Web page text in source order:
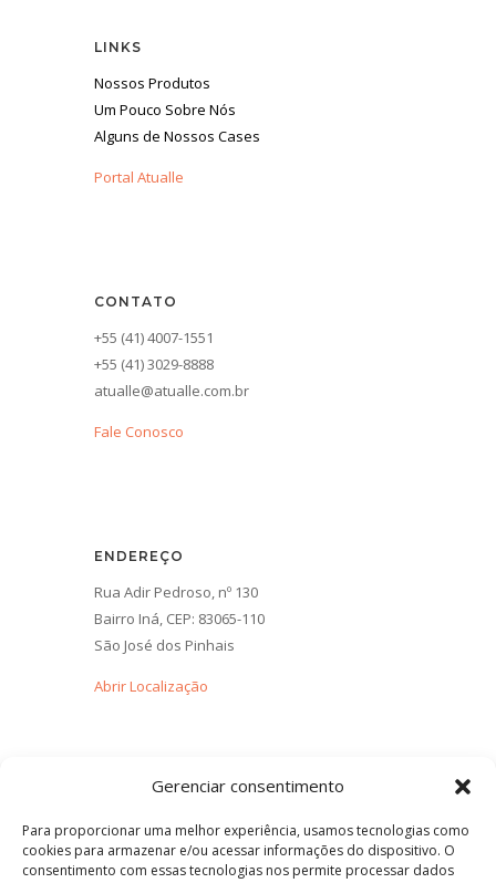
Gerenciar consentimento
Para proporcionar uma melhor experiência, usamos tecnologias como
cookies para armazenar e/ou acessar informações do dispositivo. O
consentimento com essas tecnologias nos permite processar dados
LINKS
Nossos Produtos
Um Pouco Sobre Nós
Alguns de Nossos Cases
Portal Atualle
CONTATO
+55 (41) 4007-1551
+55 (41) 3029-8888
atualle@atualle.com.br
Fale Conosco
ENDEREÇO
Rua Adir Pedroso, nº 130
Bairro Iná, CEP: 83065-110
São José dos Pinhais
Abrir Localização